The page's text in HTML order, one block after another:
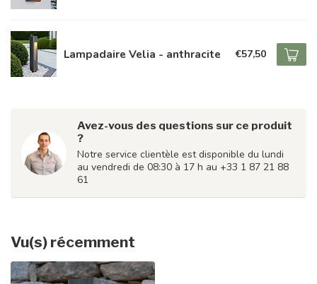
Lampadaire Velia - anthracite €57,50
Avez-vous des questions sur ce produit
?
Notre service clientèle est disponible du lundi
au vendredi de 08:30 à 17 h au +33 1 87 21 88
61
Vu(s) récemment